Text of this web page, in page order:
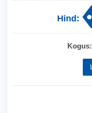
Hind:
Kogus: